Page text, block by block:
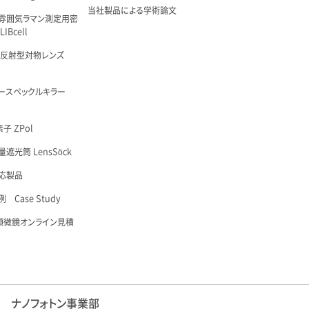
囲気ラマン測定用密
射型対物レンズ
スペックルキラー
子 ZPol
遮光筒 LensSöck
製品
Case Study
微鏡オンライン見積
当社製品による学術論文
ナノフォトン事業部